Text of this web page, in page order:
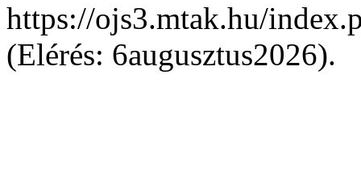
https://ojs3.mtak.hu/
(Elérés: 6augusztus2026).